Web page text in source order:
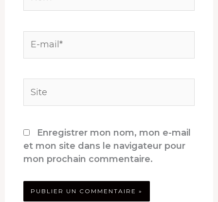
mail*
Enregistrer mon nom, mon e-mail
et mon site dans le navigateur pour
mon prochain commentaire.